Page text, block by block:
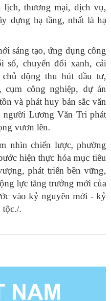
thương mại, dịch vụ,
dựng hạ tầng, nhất là hạ
sáng tạo, ứng dụng công
số, chuyển đổi xanh, cải
chủ động thu hút đầu tư,
công nghiệp, dự án
và phát huy bản sắc văn
người Lương Văn Tri phát
vươn lên.
nhìn chiến lược, phường
hiện thực hóa mục tiêu
phát triển bền vững,
lực tăng trưởng mới của
vào kỷ nguyên mới - kỷ
tộc./.